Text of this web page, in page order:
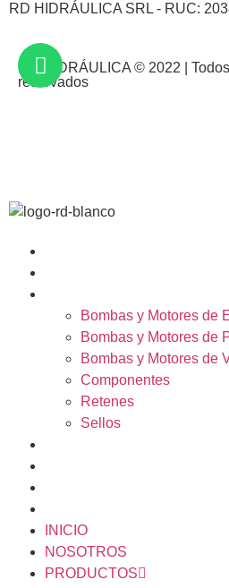
RD HIDRÁULICA SRL - RUC:
RD HIDRÁULICA © 2022 |
reservados
Bombas y Motores de
Bombas y Motores de
Bombas y Motores de
Componentes
Retenes
Sellos
INICIO
NOSOTROS
PRODUCTOS